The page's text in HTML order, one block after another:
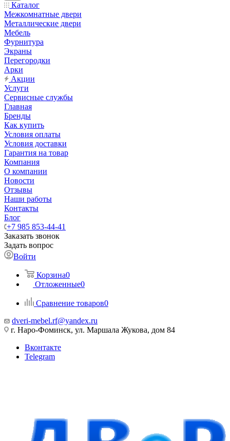
Каталог
Межкомнатные двери
Металлические двери
Мебель
Фурнитура
Экраны
Перегородки
Арки
Акции
Услуги
Сервисные службы
Главная
Бренды
Как купить
Условия оплаты
Условия доставки
Гарантия на товар
Компания
О компании
Новости
Отзывы
Наши работы
Контакты
Блог
+7 985 853-44-41
Заказать звонок
Задать вопрос
Войти
Корзина0
Отложенные0
Сравнение товаров0
dveri-mebel.rf@yandex.ru
г. Наро-Фоминск, ул. Маршала Жукова, дом 84
Вконтакте
Telegram